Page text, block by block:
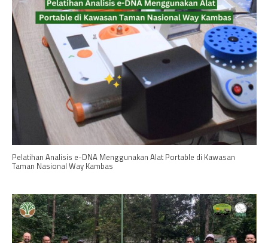
Pelatihan Analisis e-DNA Menggunakan Alat Portable di Kawasan
Taman Nasional Way Kambas